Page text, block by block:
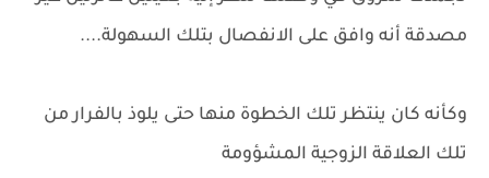
مصدقة أنه وافق على الانفصال بتلك السهولة....
وكأنه كان ينتظر تلك الخطوة منها حتى يلوذ بالفرار من
تلك العلاقة الزوجية المشؤومة